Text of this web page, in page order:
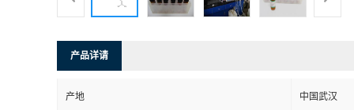
产品详请
产地 中国武汉